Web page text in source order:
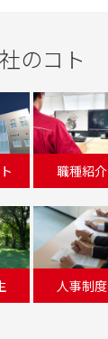
のコト
職種紹介
人事制度